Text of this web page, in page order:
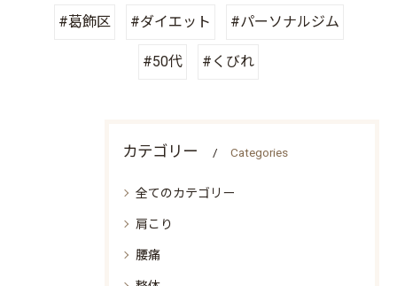
#葛飾区 #ダイエット #パーソナルジム
#50代 #くびれ
カテゴリー Categories
全てのカテゴリー
肩こり
腰痛